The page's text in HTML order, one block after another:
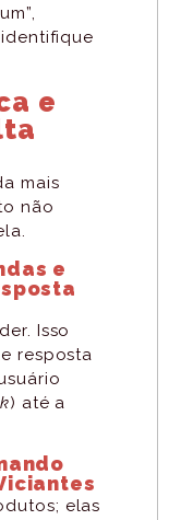
e
mais
não
e
Isso
resposta
) até a
elas